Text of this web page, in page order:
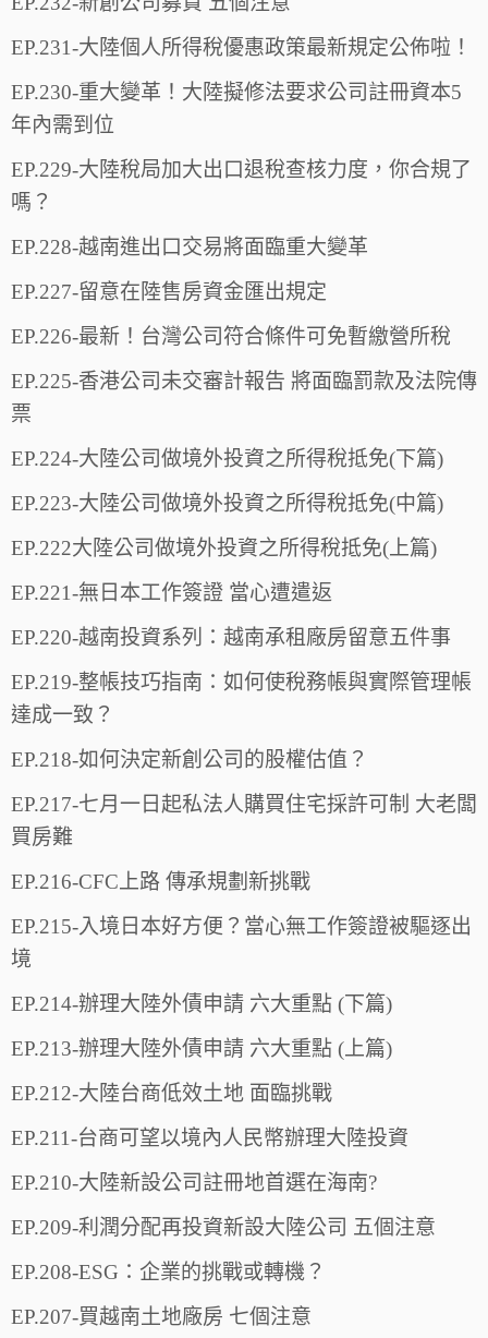
EP.231-大陸個人所得稅優惠政策最新規定公佈啦！
EP.230-重大變革！大陸擬修法要求公司註冊資本5
年內需到位
EP.229-大陸稅局加大出口退稅查核力度，你合規了
嗎？
EP.228-越南進出口交易將面臨重大變革
EP.227-留意在陸售房資金匯出規定
EP.226-最新！台灣公司符合條件可免暫繳營所稅
EP.225-香港公司未交審計報告 將面臨罰款及法院傳
票
EP.224-大陸公司做境外投資之所得稅抵免(下篇)
EP.223-大陸公司做境外投資之所得稅抵免(中篇)
EP.222大陸公司做境外投資之所得稅抵免(上篇)
EP.221-無日本工作簽證 當心遭遣返
EP.220-越南投資系列：越南承租廠房留意五件事
EP.219-整帳技巧指南：如何使稅務帳與實際管理帳
達成一致？
EP.218-如何決定新創公司的股權估值？
EP.217-七月一日起私法人購買住宅採許可制 大老闆
買房難
EP.216-CFC上路 傳承規劃新挑戰
EP.215-入境日本好方便？當心無工作簽證被驅逐出
境
EP.214-辦理大陸外債申請 六大重點 (下篇)
EP.213-辦理大陸外債申請 六大重點 (上篇)
EP.212-大陸台商低效土地 面臨挑戰
EP.211-台商可望以境內人民幣辦理大陸投資
EP.210-大陸新設公司註冊地首選在海南?
EP.209-利潤分配再投資新設大陸公司 五個注意
EP.208-ESG：企業的挑戰或轉機？
EP.207-買越南土地廠房 七個注意